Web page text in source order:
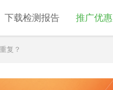
下载检测报告 推广优惠
复？